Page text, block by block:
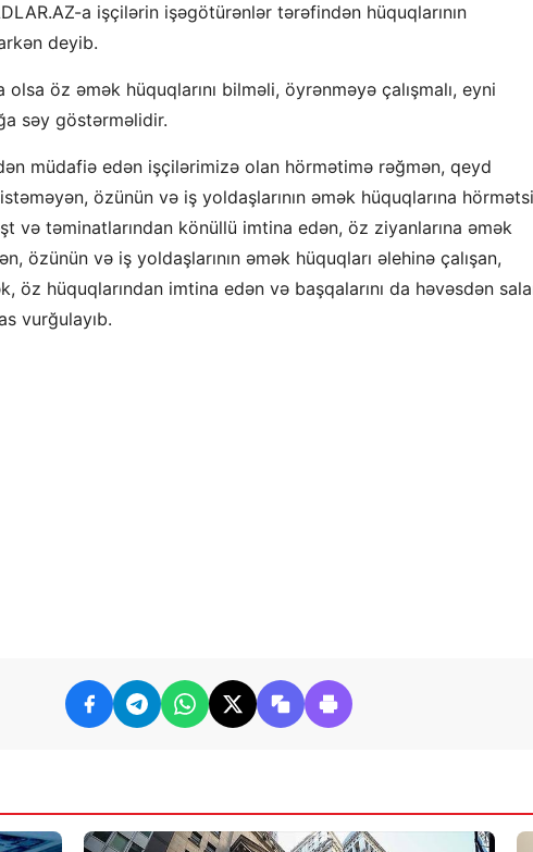
a işçilərin işəgötürənlər tərəfindən hüquqlarının
deyib.
öz əmək hüquqlarını bilməli, öyrənməyə çalışmalı, eyni
səy göstərməlidir.
müdafiə edən işçilərimizə olan hörmətimə rəğmən, qeyd
özünün və iş yoldaşlarının əmək hüquqlarına
və təminatlarından könüllü imtina edən, öz ziyanlarına əmək
özünün və iş yoldaşlarının əmək hüquqları əlehinə çalışan,
öz hüquqlarından imtina edən və başqalarını da həvəsdən
vurğulayıb.